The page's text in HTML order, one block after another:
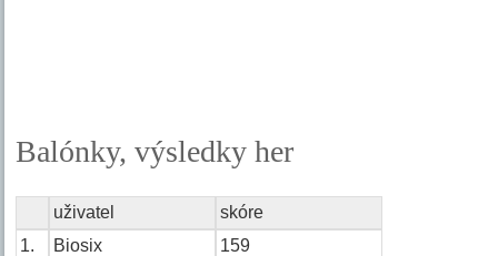
Balónky, výsledky her
uživatel
skóre
1.
Biosix
159